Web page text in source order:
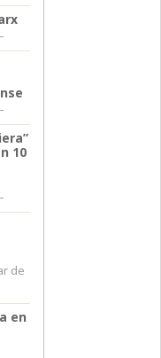
10
de
en